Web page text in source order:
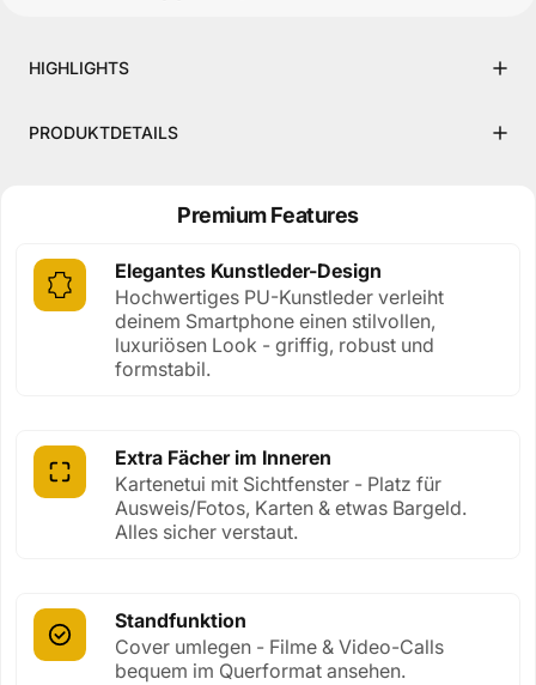
HIGHLIGHTS
PRODUKTDETAILS
Premium Features
Elegantes Kunstleder-Design
Hochwertiges PU-Kunstleder verleiht
deinem Smartphone einen stilvollen,
luxuriösen Look - griffig, robust und
formstabil.
Extra Fächer im Inneren
Kartenetui mit Sichtfenster - Platz für
Ausweis/Fotos, Karten & etwas Bargeld.
Alles sicher verstaut.
Standfunktion
Cover umlegen - Filme & Video-Calls
bequem im Querformat ansehen.